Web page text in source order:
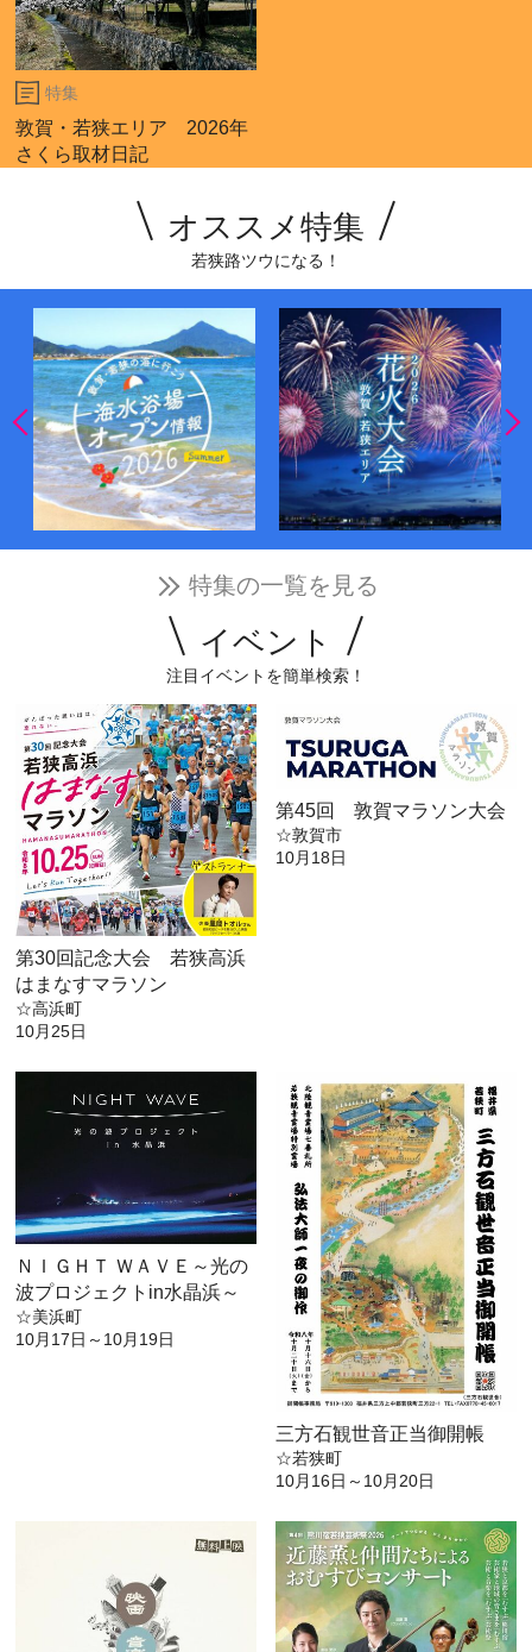
特集
敦賀・若狭エリア 2026年
さくら取材日記
オススメ特集
若狭路ツウになる！
特集の一覧を見る
イベント
注目イベントを簡単検索！
第30回記念大会 若狭高浜
はまなすマラソン
☆高浜町
10月25日
第45回 敦賀マラソン大会
☆敦賀市
10月18日
ＮＩＧＨＴ ＷＡＶＥ～光の
波プロジェクトin水晶浜～
☆美浜町
10月17日～10月19日
三方石観世音正当御開帳
☆若狭町
10月16日～10月20日